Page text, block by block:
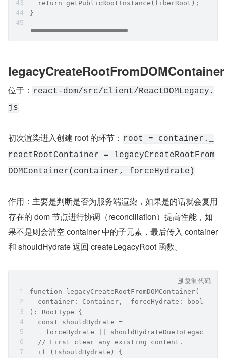
  return getPublicRootInstance(fiberRoot);
}
legacyCreateRootFromDOMContainer
位于： react-dom/src/client/ReactDOMLegacy.
js
初次渲染进入创建 root 的环节： root = container._
reactRootContainer = legacyCreateRootFrom
DOMContainer(container, forceHydrate)
作用：主要是判断是否为服务端渲染，如果是的话就会复用
存在的 dom 节点进行协调（reconciliation）提高性能，如
果不是则会清空 container 中的子元素，最后传入 container
和 shouldHydrate 返回 createLegacyRoot 函数。
function legacyCreateRootFromDOMContainer(
  container: Container,  forceHydrate: boolean,
): RootType {
  const shouldHydrate =
forceHydrate ||
  // First clear any existing content.
  if (!shouldHydrate) {
复制代码